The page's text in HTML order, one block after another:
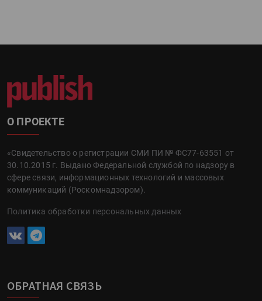
О ПРОЕКТЕ
«Свидетельство о регистрации СМИ ПИ № ФС77-63551 от
30.10.2015 г. Выдано Федеральной службой по надзору в
сфере связи, информационных технологий и массовых
коммуникаций (Роскомнадзором).
Политика обработки персональных данных
ОБРАТНАЯ СВЯЗЬ